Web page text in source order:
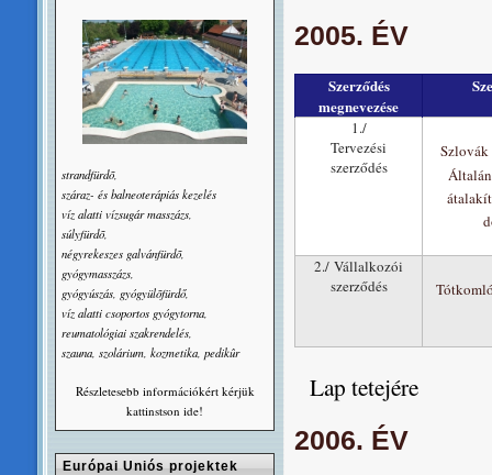
2005. ÉV
Szerződés
megnevezése
1./
Tervezési
szerződés
2./ Vállalkozói
szerződés
Lap tetejére
2006. ÉV
strandfürdõ,
száraz- és balneoterápiás kezelés
víz alatti vízsugár masszázs,
súlyfürdõ,
négyrekeszes galvánfürdõ,
gyógymasszázs,
gyógyúszás, gyógyülõfürdő,
víz alatti csoportos gyógytorna,
reumatológiai szakrendelés,
szauna, szolárium, kozmetika, pedikûr
Részletesebb információkért kérjük
kattinstson ide!
Európai Uniós projektek